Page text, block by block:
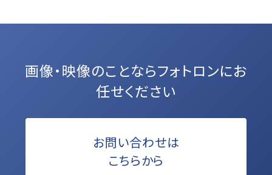
画像・映像のことならフォトロンにお
任せください
お問い合わせは
こちらから